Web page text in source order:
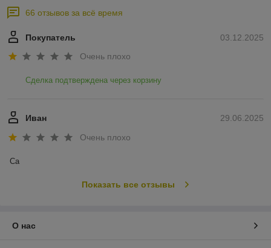
66 отзывов за всё время
03.12.2025
Покупатель
Очень плохо
Сделка подтверждена через корзину
29.06.2025
Иван
Очень плохо
Са
Показать все отзывы
О нас